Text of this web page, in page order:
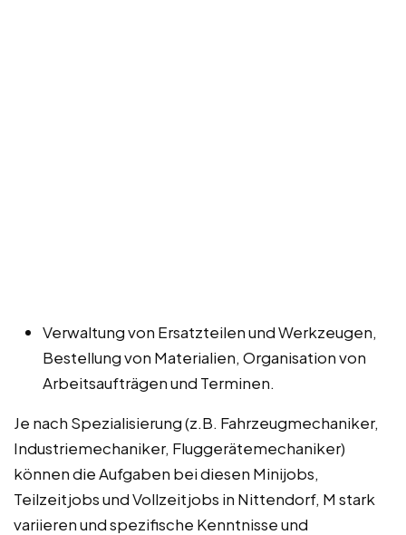
Verwaltung von Ersatzteilen und Werkzeugen,
Bestellung von Materialien, Organisation von
Arbeitsaufträgen und Terminen.
Je nach Spezialisierung (z.B. Fahrzeugmechaniker,
Industriemechaniker, Fluggerätemechaniker)
können die Aufgaben bei diesen Minijobs,
Teilzeitjobs und Vollzeitjobs in Nittendorf, M stark
variieren und spezifische Kenntnisse und